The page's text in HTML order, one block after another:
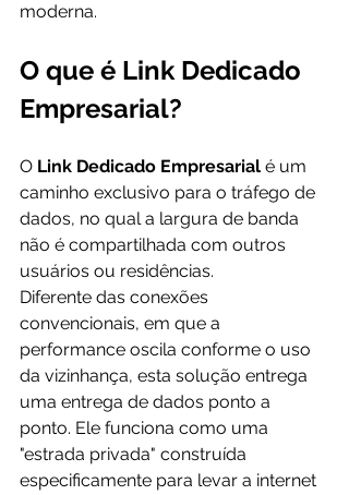
moderna.
O que é Link Dedicado
Empresarial?
O Link Dedicado Empresarial é um
caminho exclusivo para o tráfego de
dados, no qual a largura de banda
não é compartilhada com outros
usuários ou residências.
Diferente das conexões
convencionais, em que a
performance oscila conforme o uso
da vizinhança, esta solução entrega
uma entrega de dados ponto a
ponto. Ele funciona como uma
"estrada privada" construída
especificamente para levar a internet